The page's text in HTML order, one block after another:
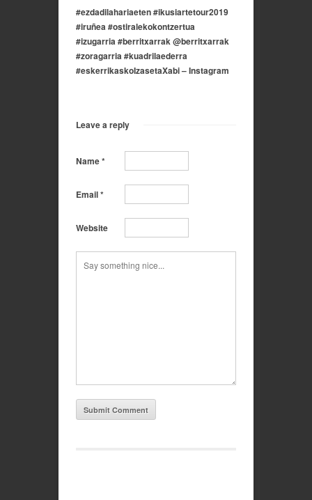
#ezdadilahariaeten #ikusiartetour2019
#iruñea #ostiralekokontzertua
#izugarria #berritxarrak @berritxarrak
#zoragarria #kuadrilaederra
#eskerrikaskoIzasetaXabi – Instagram
Leave a reply
Name*
Email*
Website